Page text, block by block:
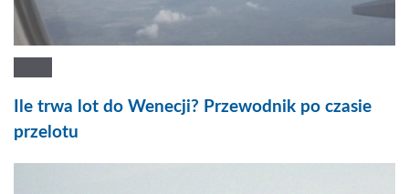
Ile trwa lot do Wenecji? Przewodnik po czasie
przelotu